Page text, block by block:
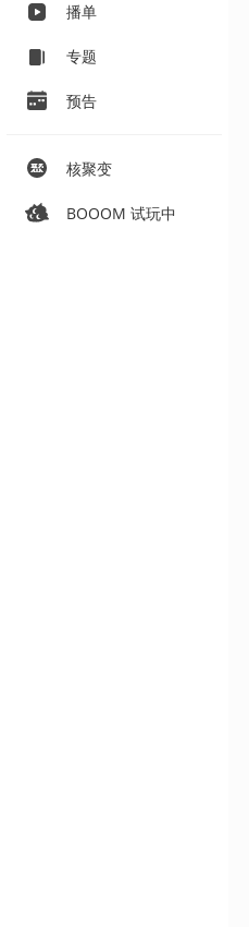
播单
专题
预告
核聚变
BOOOM 试玩中